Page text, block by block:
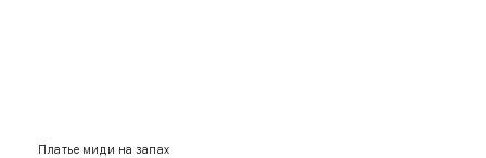
Платье миди на запах